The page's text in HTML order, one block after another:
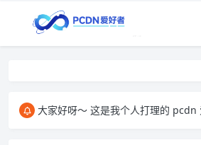
大家好呀～ 这是我个人打理的 pcdn 爱好者博客，主要用来和大家交流 pcdn 相关的心得。​ 在这里，我会分享自己玩 pcdn 的经验、实用技巧，也会放一